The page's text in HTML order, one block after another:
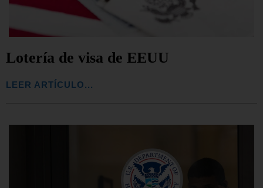
Lotería de visa de EEUU
LEER ARTÍCULO...